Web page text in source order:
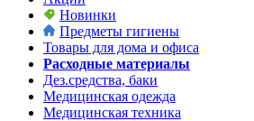
Новинки
Предметы гигиены
Товары для дома и офиса
Расходные материалы
Дез.средства, баки
Медицинская одежда
Медицинская техника